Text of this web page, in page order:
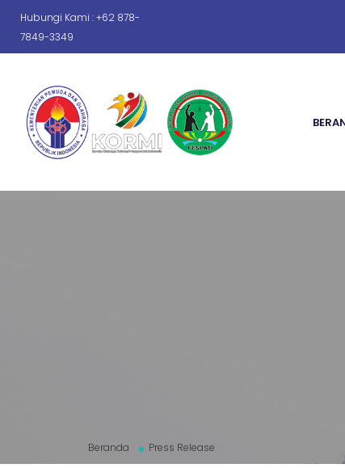
Hubungi Kami : +62 878-
7849-3349
Beranda Press Release